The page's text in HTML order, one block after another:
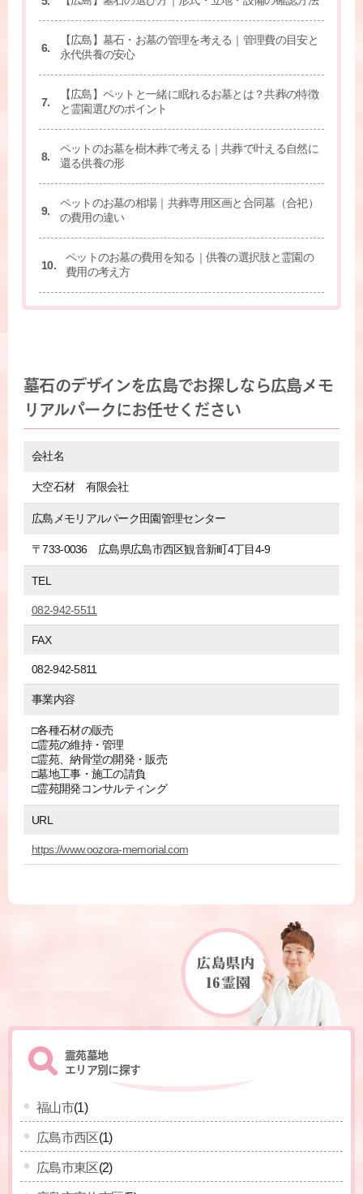
【広島】墓石・お墓の管理を考える｜管理費の目安と
永代供養の安心
【広島】ペットと一緒に眠れるお墓とは？共葬の特徴
と霊園選びのポイント
ペットのお墓を樹木葬で考える｜共葬で叶える自然に
還る供養の形
ペットのお墓の相場｜共葬専用区画と合同墓（合祀）
の費用の違い
ペットのお墓の費用を知る｜供養の選択肢と霊園の
費用の考え方
墓石のデザインを広島でお探しなら広島メモ
リアルパークにお任せください
会社名
大空石材 有限会社
広島メモリアルパーク田園管理センター
〒733-0036 広島県広島市西区観音新町4丁目4-9
TEL
082-942-5511
FAX
082-942-5811
事業内容
□各種石材の販売
□霊苑の維持・管理
□霊苑、納骨堂の開発・販売
□墓地工事・施工の請負
□霊苑開発コンサルティング
URL
https://www.oozora-memorial.com
霊苑墓地
エリア別に探す
福山市(1)
広島市西区(1)
広島市東区(2)